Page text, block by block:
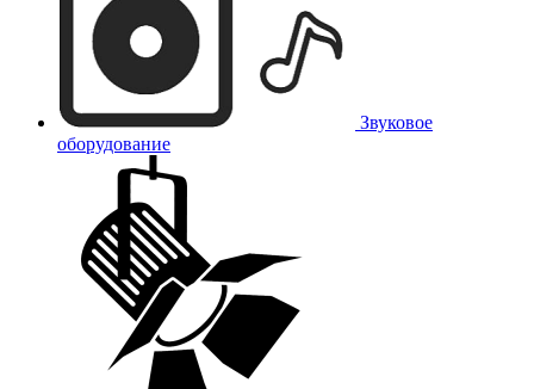
Звуковое
оборудование